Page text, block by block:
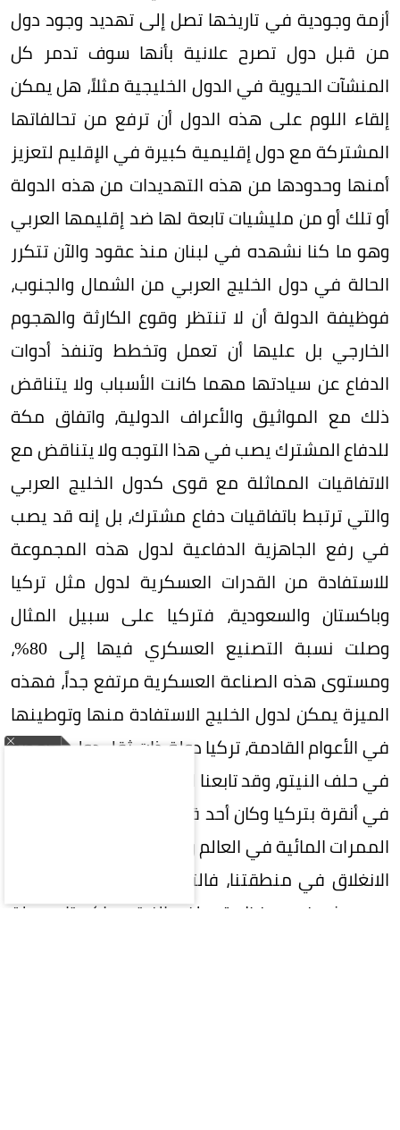
أزمة وجودية في تاريخها تصل إلى تهديد وجود دول
من قبل دول تصرح علانية بأنها سوف تدمر كل
المنشآت الحيوية في الدول الخليجية مثلاً، هل يمكن
إلقاء اللوم على هذه الدول أن ترفع من تحالفاتها
المشتركة مع دول إقليمية كبيرة في الإقليم لتعزيز
أمنها وحدودها من هذه التهديدات من هذه الدولة
أو تلك أو من مليشيات تابعة لها ضد إقليمها العربي
وهو ما كنا نشهده في لبنان منذ عقود والآن تتكرر
الحالة في دول الخليج العربي من الشمال والجنوب،
فوظيفة الدولة أن لا تنتظر وقوع الكارثة والهجوم
الخارجي بل عليها أن تعمل وتخطط وتنفذ أدوات
الدفاع عن سيادتها مهما كانت الأسباب ولا يتناقض
ذلك مع المواثيق والأعراف الدولية، واتفاق مكة
للدفاع المشترك يصب في هذا التوجه ولا يتناقض مع
الاتفاقيات المماثلة مع قوى كدول الخليج العربي
والتي ترتبط باتفاقيات دفاع مشترك، بل إنه قد يصب
في رفع الجاهزية الدفاعية لدول هذه المجموعة
للاستفادة من القدرات العسكرية لدول مثل تركيا
وباكستان والسعودية، فتركيا على سبيل المثال
وصلت نسبة التصنيع العسكري فيها إلى 80%،
ومستوى هذه الصناعة العسكرية مرتفع جداً، فهذه
الميزة يمكن لدول الخليج الاستفادة منها وتوطينها
في الأعوام القادمة، تركيا دولة ذات ثقل دولي كعضو
في حلف النيتو، وقد تابعنا القمة الأخيرة لهذا الحلف
في أنقرة بتركيا وكان أحد قراراته المهمة هو حماية
الممرات المائية في العالم وهي التي تعيش حالة من
الانغلاق في منطقتنا، فالتوجهات الإقليمية تلتقي
مع هذه في منظمة حلف النيتو. باكستان دولة